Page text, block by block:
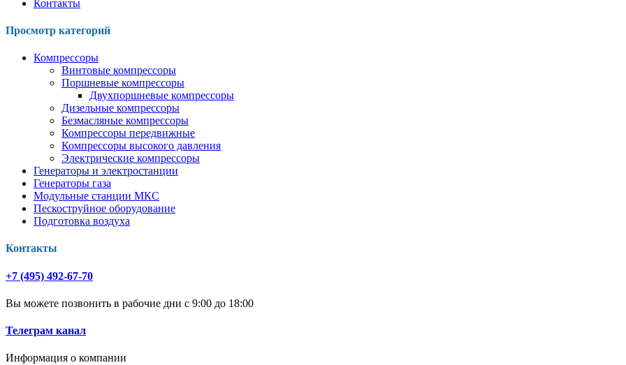
Контакты
Просмотр категорий
Компрессоры
Винтовые компрессоры
Поршневые компрессоры
Двухпоршневые компрессоры
Дизельные компрессоры
Безмасляные компрессоры
Компрессоры передвижные
Компрессоры высокого давления
Электрические компрессоры
Генераторы и электростанции
Генераторы газа
Модульные станции МКС
Пескоструйное оборудование
Подготовка воздуха
Контакты
+7 (495) 492-67-70
Вы можете позвонить в рабочие дни с 9:00 до 18:00
Телеграм канал
Информация о компании